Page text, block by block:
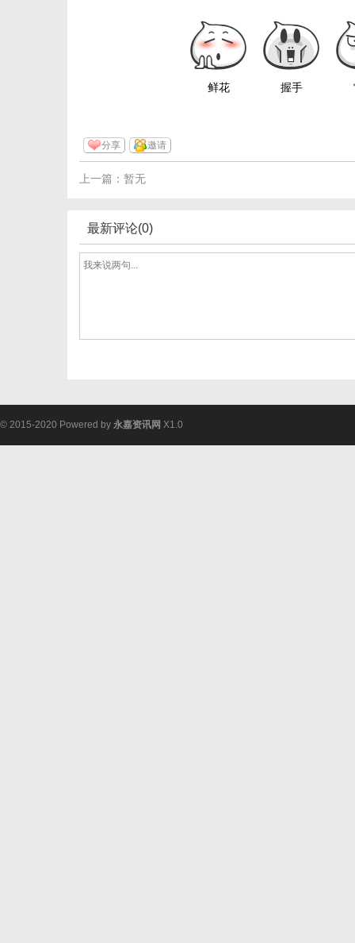
鲜花 握手
分享 邀请
上一篇：暂无
最新评论(0)
© 2015-2020 Powered by 永嘉资讯网 X1.0